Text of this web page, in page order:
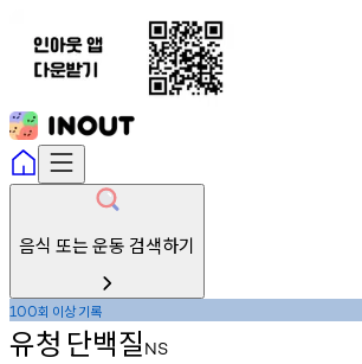
음식 또는 운동 검색하기
100회 이상기록
유청 단백질 NS